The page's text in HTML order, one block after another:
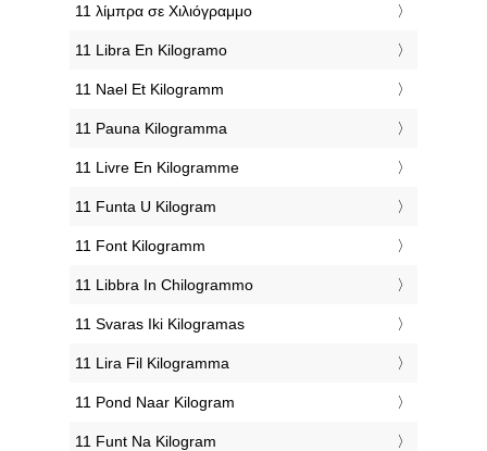
‎11 λίμπρα σε Χιλιόγραμμο
‎11 Libra En Kilogramo
‎11 Nael Et Kilogramm
‎11 Pauna Kilogramma
‎11 Livre En Kilogramme
‎11 Funta U Kilogram
‎11 Font Kilogramm
‎11 Libbra In Chilogrammo
‎11 Svaras Iki Kilogramas
‎11 Lira Fil Kilogramma
‎11 Pond Naar Kilogram
‎11 Funt Na Kilogram